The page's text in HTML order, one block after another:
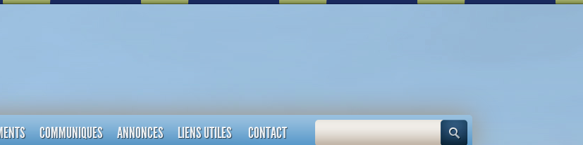
COMMUNIQUES ANNONCES LIENS UTILES CONTACT